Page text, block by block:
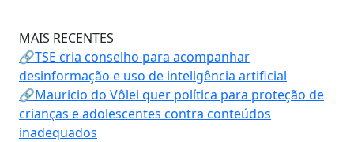
MAIS RECENTES
🔗TSE cria conselho para acompanhar
desinformação e uso de inteligência artificial
🔗Mauricio do Vôlei quer política para proteção de
crianças e adolescentes contra conteúdos
inadequados